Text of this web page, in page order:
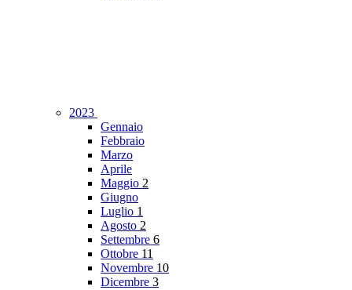
2023
Gennaio
Febbraio
Marzo
Aprile
Maggio 2
Giugno
Luglio 1
Agosto 2
Settembre 6
Ottobre 11
Novembre 10
Dicembre 3